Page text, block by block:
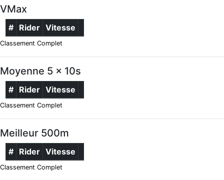
VMax
# Rider Vitesse
Classement Complet
Moyenne 5 x 10s
# Rider Vitesse
Classement Complet
Meilleur 500m
# Rider Vitesse
Classement Complet